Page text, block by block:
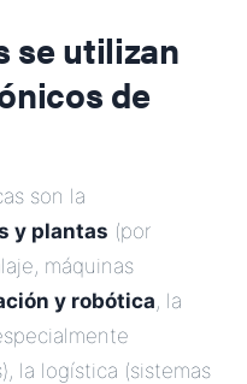
se utilizan
de
son la
y plantas (por
máquinas
y robótica, la
la logística (sistemas